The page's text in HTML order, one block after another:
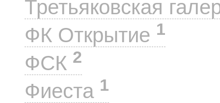
Третьяковская
ФК Открытие 1
ФСК 2
Фиеста 1